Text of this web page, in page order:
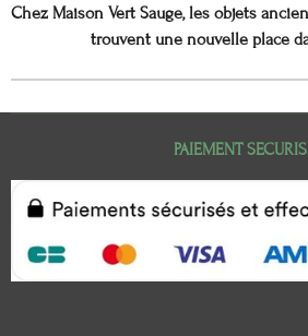
Chez Maison Vert Sauge, les objets
trouvent une nouvelle place
PAIEMENT